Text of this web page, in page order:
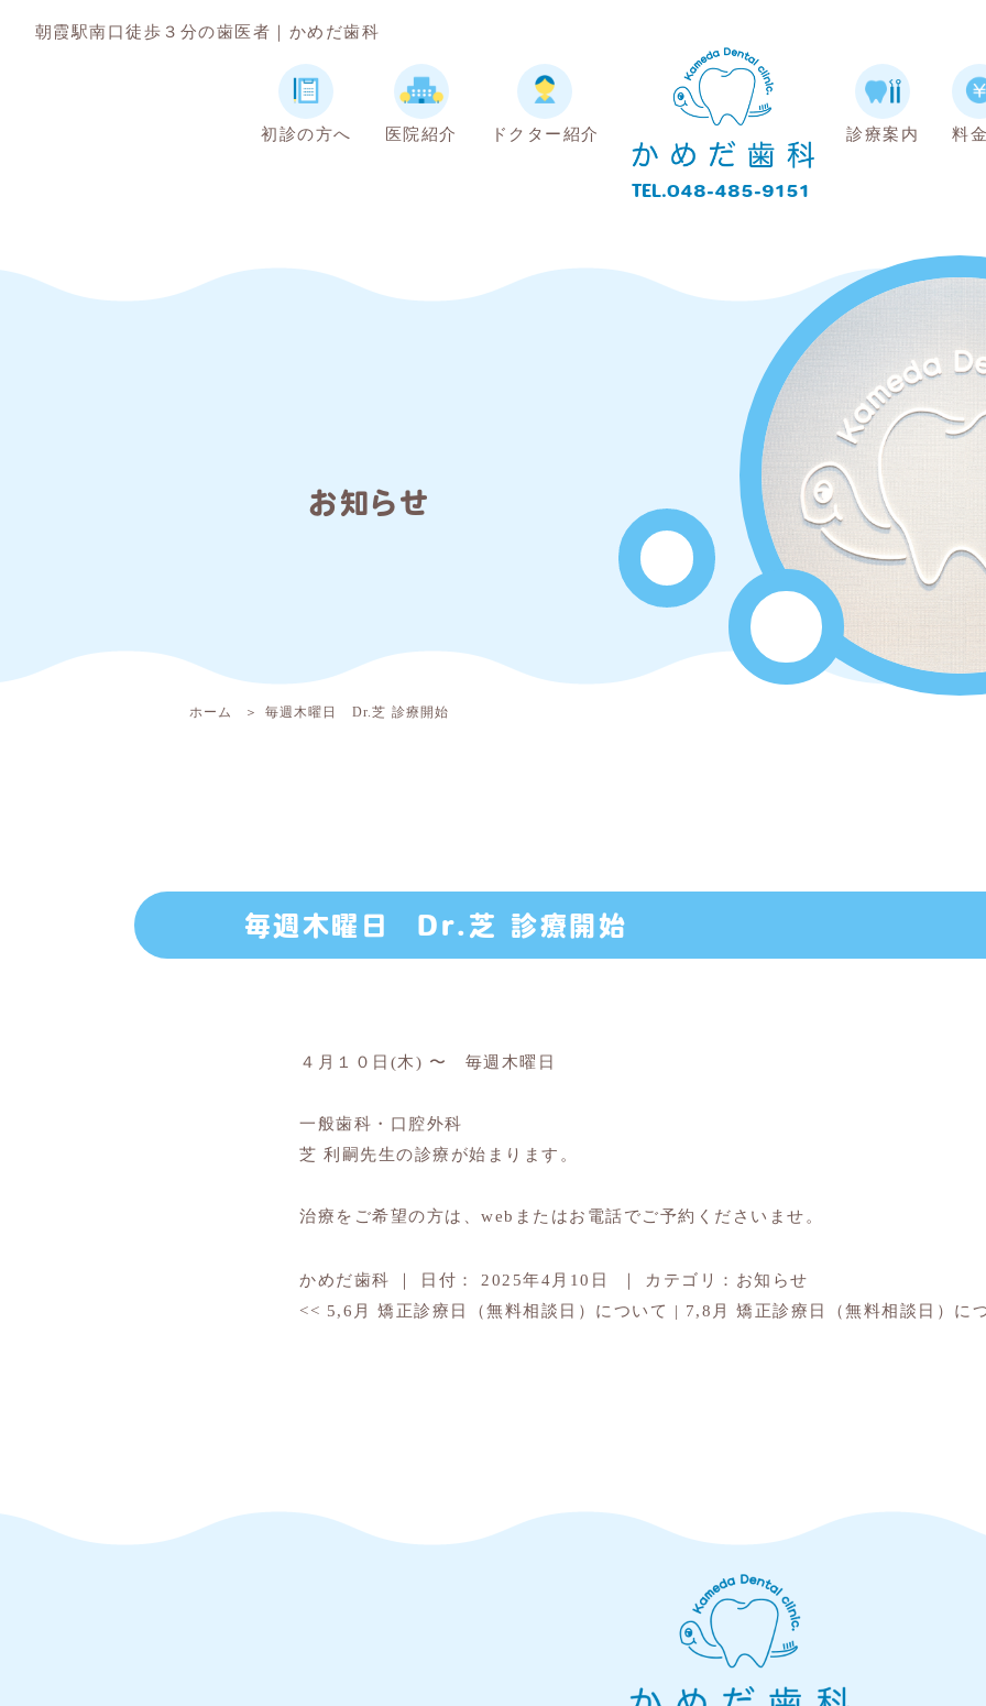
朝霞駅南口徒歩３分の歯医者｜かめだ歯科
初診の方へ 医院紹介 ドクター紹介
TEL.048-485-9151
診療案内 料
ホーム 毎週木曜日 Dr.芝 診療開始
お知らせ
毎週木曜日 Dr.芝 診療開始
４月１０日(木) 〜 毎週木曜日
一般歯科・口腔外科
芝 利嗣先生の診療が始まります。
治療をご希望の方は、webまたはお電話でご予約くださいませ。
かめだ歯科 日付： 2025年4月10日 カテゴリ： お知らせ
<< 5,6月 矯正診療日（無料相談日）について | 7,8月 矯正診療日（無料相談日）に